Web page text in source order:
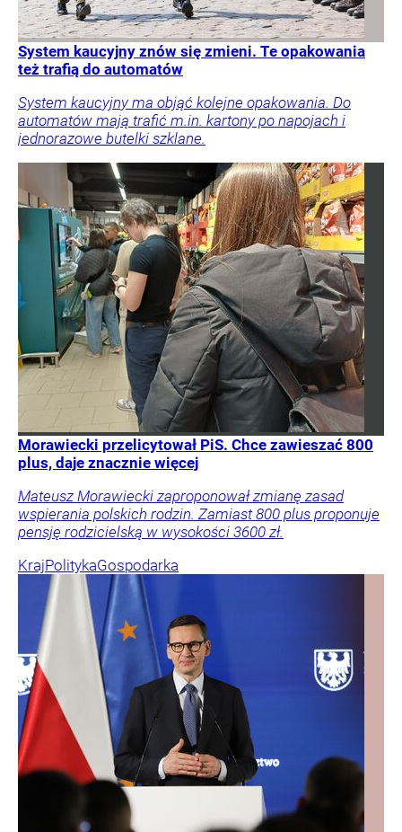
System kaucyjny znów się zmieni. Te opakowania
też trafią do automatów
System kaucyjny ma objąć kolejne opakowania. Do
automatów mają trafić m.in. kartony po napojach i
jednorazowe butelki szklane.
Morawiecki przelicytował PiS. Chce zawieszać 800
plus, daje znacznie więcej
Mateusz Morawiecki zaproponował zmianę zasad
wspierania polskich rodzin. Zamiast 800 plus proponuje
pensję rodzicielską w wysokości 3600 zł.
KrajPolitykaGospodarka